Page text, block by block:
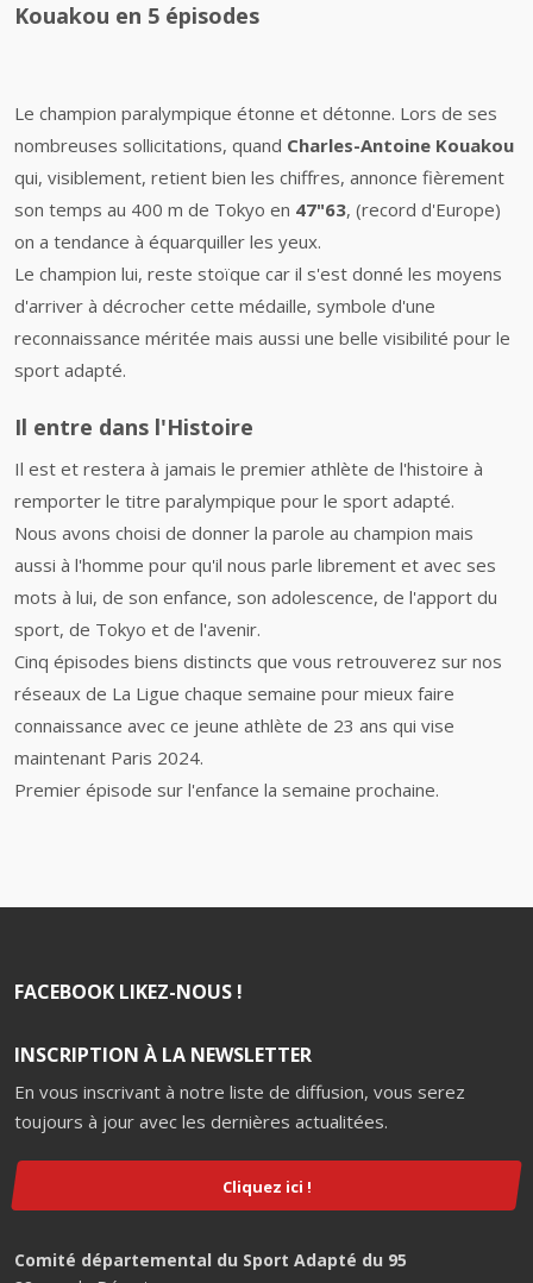
Kouakou en 5 épisodes
Le champion paralympique étonne et détonne. Lors de ses
nombreuses sollicitations, quand Charles-Antoine Kouakou
qui, visiblement, retient bien les chiffres, annonce fièrement
son temps au 400 m de Tokyo en 47"63, (record d'Europe)
on a tendance à équarquiller les yeux.
Le champion lui, reste stoïque car il s'est donné les moyens
d'arriver à décrocher cette médaille, symbole d'une
reconnaissance méritée mais aussi une belle visibilité pour le
sport adapté.
Il entre dans l'Histoire
Il est et restera à jamais le premier athlète de l'histoire à
remporter le titre paralympique pour le sport adapté.
Nous avons choisi de donner la parole au champion mais
aussi à l'homme pour qu'il nous parle librement et avec ses
mots à lui, de son enfance, son adolescence, de l'apport du
sport, de Tokyo et de l'avenir.
Cinq épisodes biens distincts que vous retrouverez sur nos
réseaux de La Ligue chaque semaine pour mieux faire
connaissance avec ce jeune athlète de 23 ans qui vise
maintenant Paris 2024.
Premier épisode sur l'enfance la semaine prochaine.
FACEBOOK LIKEZ-NOUS !
INSCRIPTION À LA NEWSLETTER
En vous inscrivant à notre liste de diffusion, vous serez
toujours à jour avec les dernières actualitées.
Cliquez ici !
Comité départemental du Sport Adapté du 95